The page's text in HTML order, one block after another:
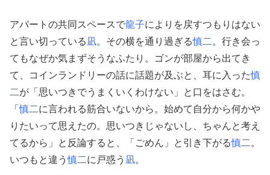
アパートの共同スペースで龍子によりを戻すつもりはない
と言い切っている 凪。その横を通り過ぎる慎二 。行き会っ
てもなぜか気まずそうなふたり。ゴンが部屋から出てき
て、コインランドリーの話に話題が及ぶと、耳に入った慎
二が「思いつきでうまくいくわけない」と口をはさむ。
「慎二に言われる筋合いないから。始めて自分から何かや
りたいって思えたの。思いつきじゃないし、ちゃんと考え
てるから」と反論すると、「ごめん」と引き下がる慎二 。
いつもと違う慎二に戸惑う 凪。